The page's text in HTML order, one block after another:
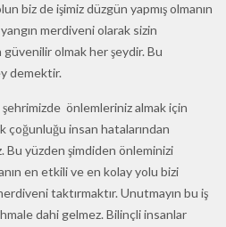
biz de işimiz düzgün yapmış olmanın
yangın merdiveni olarak sizin
olmak her şeydir. Bu
demektir.
şehrimizde önlemleriniz almak için
çoğunluğu insan hatalarından
Bu yüzden şimdiden önleminizi
en etkili ve en kolay yolu bizi
taktırmaktır. Unutmayın bu iş
dahi gelmez. Bilinçli insanlar